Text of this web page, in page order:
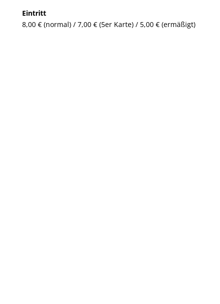
Eintritt
8,00 € (normal) / 7,00 € (5er Karte) / 5,00 € (ermäßigt)